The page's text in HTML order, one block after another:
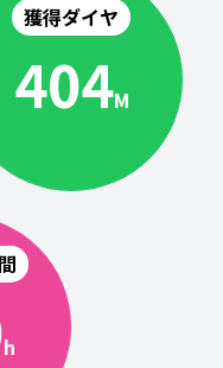
獲得ダイヤ
404M
h